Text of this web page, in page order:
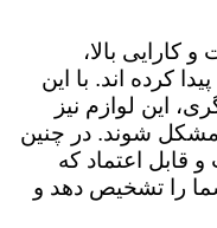
کارایی بالا،
کرده اند. با این
این لوازم نیز
شوند. در چنین
قابل اعتماد که
را تشخیص دهد و